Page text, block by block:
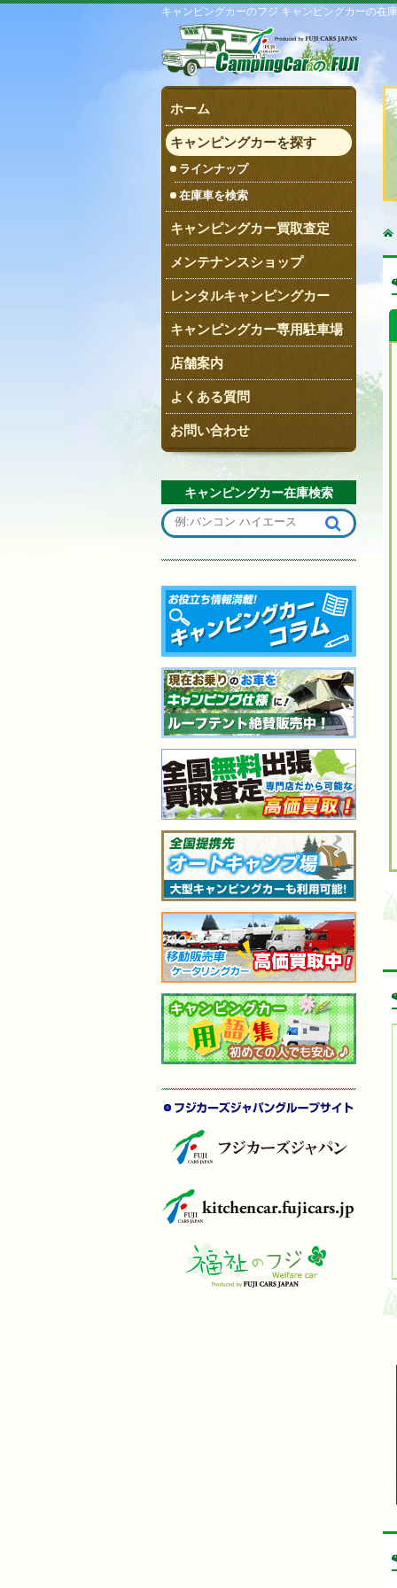
キャンピングカーのフジ キャンピングカーの在
ホーム
キャンピングカーを探す
ラインナップ
在庫車を検索
キャンピングカー買取査定
メンテナンスショップ
レンタルキャンピングカー
キャンピングカー専用駐車場
店舗案内
よくある質問
お問い合わせ
キャンピングカー在庫検索